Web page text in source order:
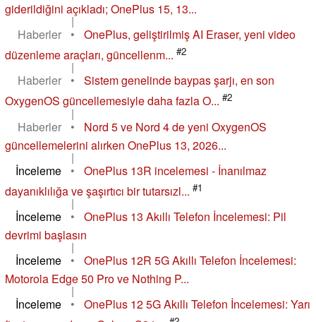
giderildiğini açıkladı; OnePlus 15, 13...
|
Haberler
•
OnePlus, geliştirilmiş AI Eraser, yeni video
düzenleme araçları, güncellenm... #2
|
Haberler
•
Sistem genelinde baypas şarjı, en son
OxygenOS güncellemesiyle daha fazla O... #2
|
Haberler
•
Nord 5 ve Nord 4 de yeni OxygenOS
güncellemelerini alırken OnePlus 13, 2026...
|
İnceleme
•
OnePlus 13R incelemesi - İnanılmaz
dayanıklılığa ve şaşırtıcı bir tutarsızl... #1
|
İnceleme
•
OnePlus 13 Akıllı Telefon İncelemesi: Pil
devrimi başlasın
|
İnceleme
•
OnePlus 12R 5G Akıllı Telefon İncelemesi:
Motorola Edge 50 Pro ve Nothing P...
|
İnceleme
•
OnePlus 12 5G Akıllı Telefon İncelemesi: Yarı